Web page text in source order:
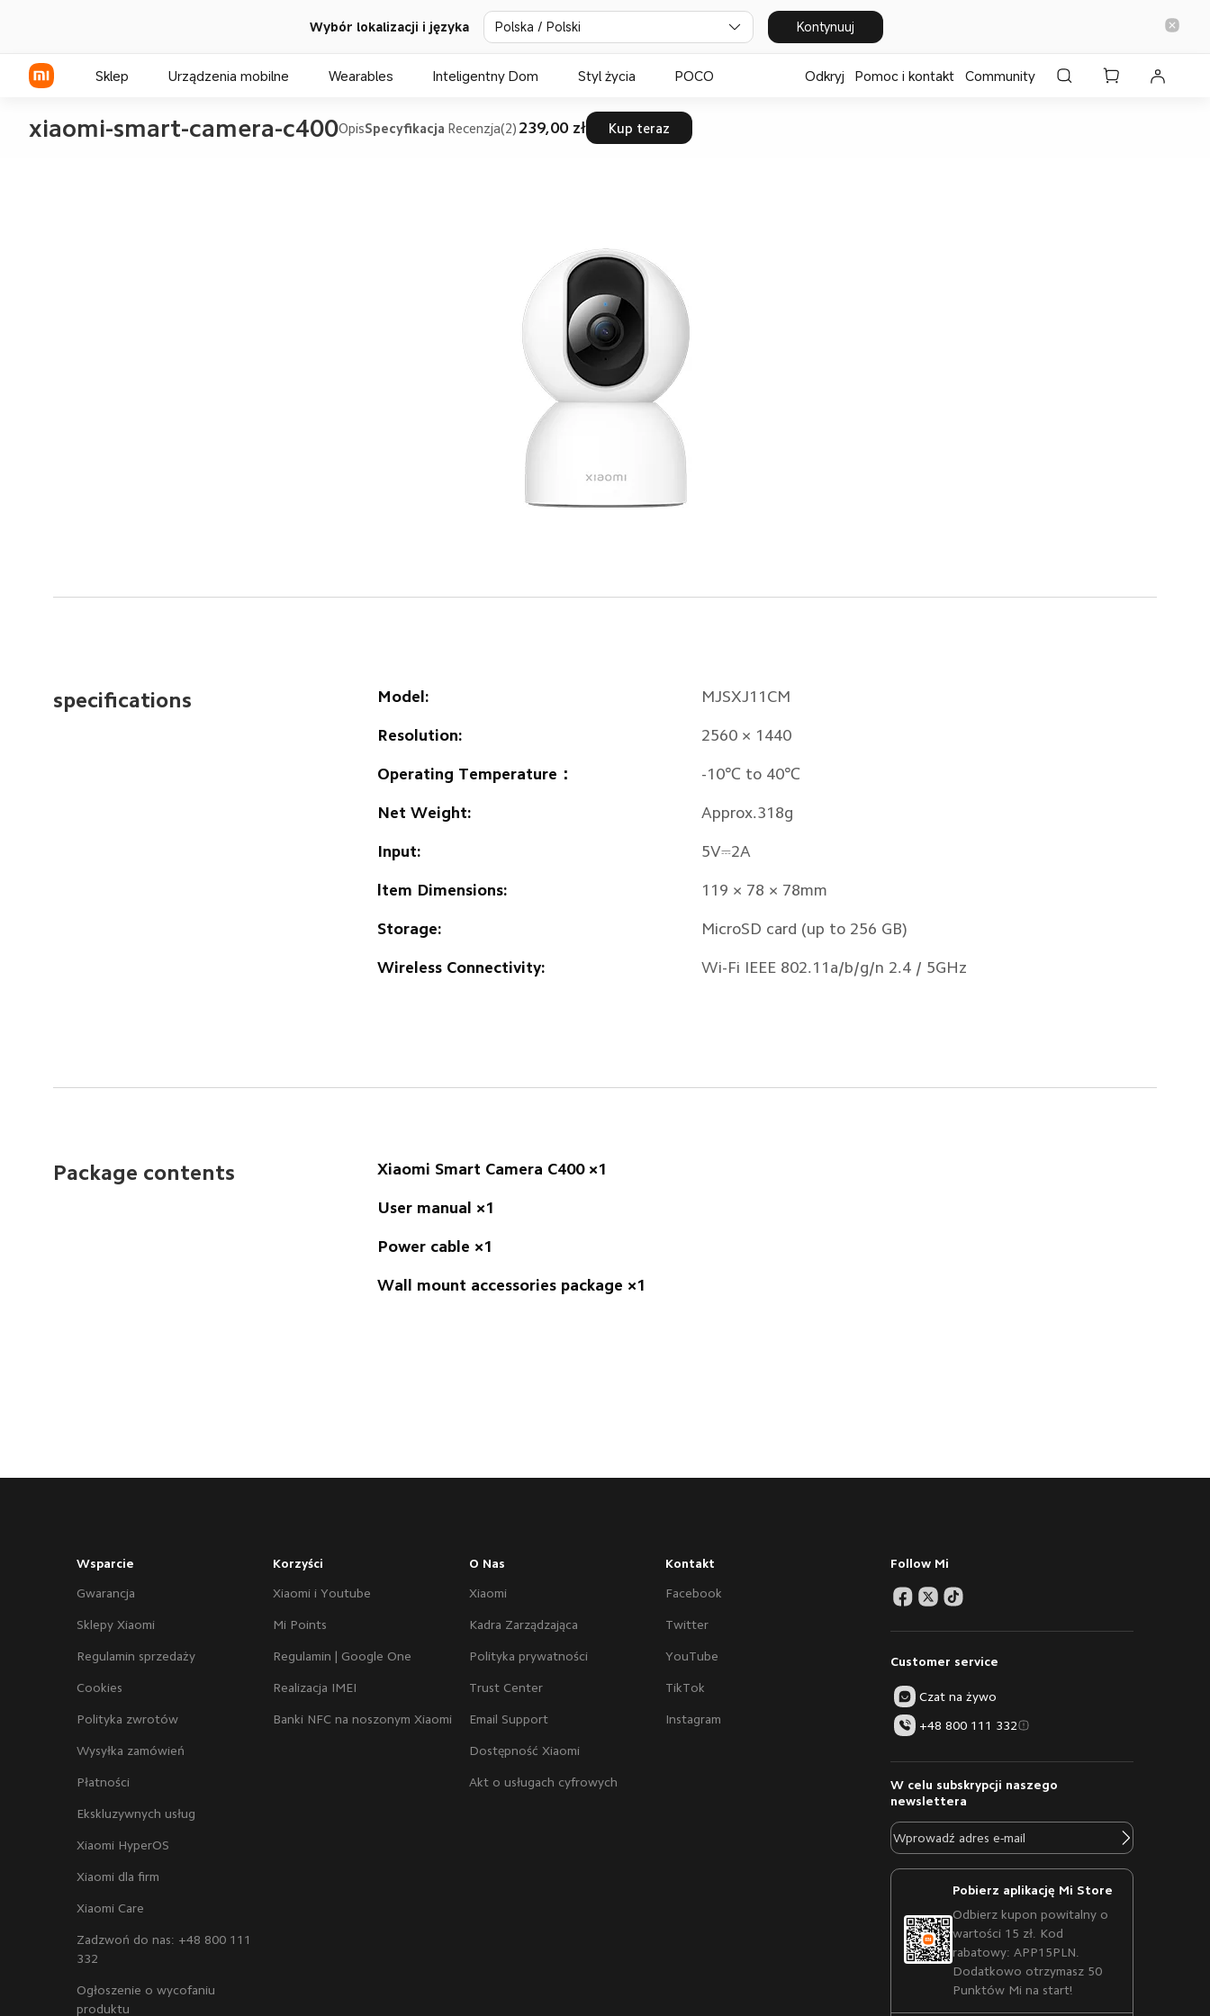
Wybór lokalizacji i języka Polska / Polski Kontynuuj
Sklep Urządzenia mobilne Wearables Inteligentny Dom Styl życia POCO Odkryj Pomoc i kontakt Community
xiaomi-smart-camera-c400OpisSpecyfikacja Recenzja(2) 239,00 zł Kup teraz
specifications Model: MJSXJ11CM
Resolution: 2560 × 1440
Operating Temperature： -10℃ to 40℃
Net Weight: Approx.318g
Input: 5V⎓2A
ltem Dimensions: 119 × 78 × 78mm
Storage: MicroSD card (up to 256 GB)
Wireless Connectivity: Wi-Fi IEEE 802.11a/b/g/n 2.4 / 5GHz
Package contents Xiaomi Smart Camera C400 ×1
User manual ×1
Power cable ×1
Wall mount accessories package ×1
Wsparcie
Gwarancja
Sklepy Xiaomi
Regulamin sprzedaży
Cookies
Polityka zwrotów
Wysyłka zamówień
Płatności
Ekskluzywnych usług
Xiaomi HyperOS
Xiaomi dla firm
Xiaomi Care
Zadzwoń do nas: +48 800 111
332
Ogłoszenie o wycofaniu
produktu
Korzyści
Xiaomi i Youtube
Mi Points
Regulamin | Google One
Realizacja IMEI
Banki NFC na noszonym Xiaomi
O Nas
Xiaomi
Kadra Zarządzająca
Polityka prywatności
Trust Center
Email Support
Dostępność Xiaomi
Akt o usługach cyfrowych
Kontakt
Facebook
Twitter
YouTube
TikTok
Instagram
Follow Mi
Customer service
Czat na żywo
+48 800 111 332
W celu subskrypcji naszego
newslettera
Pobierz aplikację Mi Store
Odbierz kupon powitalny o
wartości 15 zł. Kod
rabatowy: APP15PLN.
Dodatkowo otrzymasz 50
Punktów Mi na start!